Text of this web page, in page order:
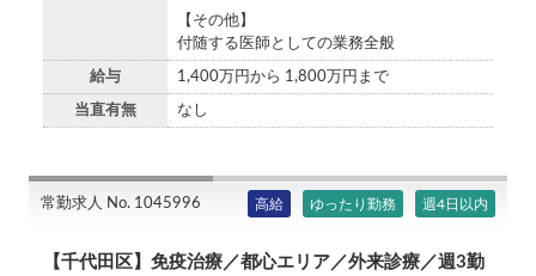
【その他】
付随する医師としての業務全般
給与 1,400万円から 1,800万円まで
当直有無 なし
常勤求人 No. 1045996 高給 ゆったり勤務 週4日以内
【千代田区】免疫治療／都心エリア／外来診療／週3勤